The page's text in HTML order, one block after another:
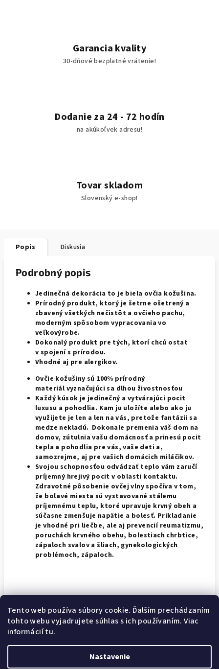
Tento web používa súbory cookie. Ďalším prechádzaním
tohto webu vyjadrujete súhlas s ich používaním. Viac
informáciítu.
Nastavenie
Garancia kvality
30-dňové bezplatné vrátenie!
Dodanie za 24 - 72 hodín
na akúkoľvek adresu!
Tovar skladom
Slovenský e-shop!
Popis Diskusia
Podrobný popis
Jedinečná dekorácia to je biela ovčia kožušina.
Prírodný produkt, ktorý je šetrne ošetrený a
zbavený všetkých nečistôt a ovčieho pachu,
moderným spôsobom vypracovania vo
veľkovýrobe.
Dokonalý produkt pre tých, ktorí chcú ostať
v spojení s prírodou.
Vhodné aj pre alergikov.
Ovčie kožušiny sú 100% prírodný
materiál vyznačujúci sa dlhou živostnosťou
Každý kúsok je jedinečný a vytvárajúci pocit
luxusu a pohodlia. Kam ju uložíte alebo ako ju
využijete je len a len na vás, pretože fantázii sa
medze nekladú. Dokonale premenia váš dom na
domov, zútulnia vašu domácnosť a prinesú pocit
tepla a pohodlia pre vás, vaše deti a,
samozrejme, aj pre vašich domácich miláčikov.
Svojou schopnosťou odvádzať teplo vám zaručí
príjemný hrejivý pocit v oblasti kontaktu.
Zdravotné pôsobenie ovčej vlny spočíva v tom,
že boľavé miesta sú vystavované stálemu
príjemnému teplu, ktoré upravuje krvný obeh a
súčasne zmenšuje napätie a bolesť. Prikladanie
je vhodné pri liečbe, ale aj prevencií reumatizmu,
poruchách krvného obehu, bolestiach chrbtice,
zápaloch svalov a šliach, gynekologických
problémoch, zápaloch.
Doručenie do 2 pracovných dní!!!